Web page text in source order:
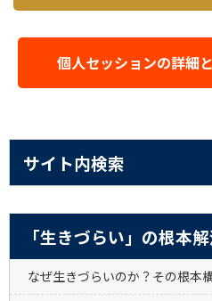
個人セッションの詳細
サイト内検索
「生きづらい」の根本
なぜ生きづらいのか？その根本